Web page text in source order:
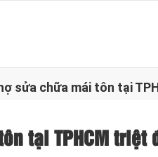
sửa chữa mái tôn tại
tại TPHCM triệt